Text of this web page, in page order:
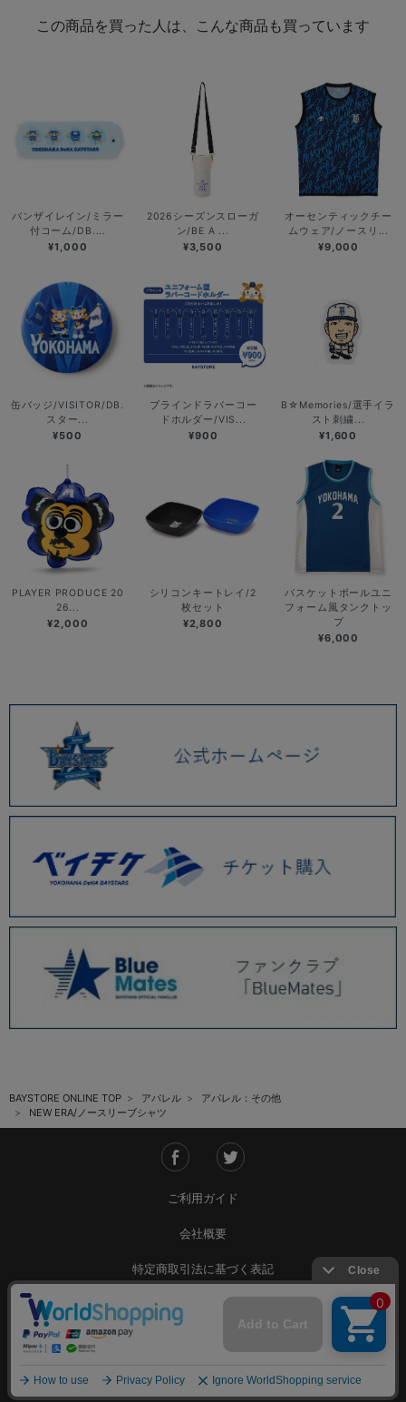
この商品を買った人は、こんな商品も買っています
バンザイレイン/ミラー
付コーム/DB....
¥1,000
2026シーズンスローガ
ン/BE A ...
¥3,500
オーセンティックチー
ムウェア/ノースリ...
¥9,000
缶バッジ/VISITOR/DB.
スター...
¥500
ブラインドラバーコー
ドホルダー/VIS...
¥900
B☆Memories/選手イラ
スト刺繍...
¥1,600
PLAYER PRODUCE 20
26...
¥2,000
シリコンキートレイ/2
枚セット
¥2,800
バスケットボールユニ
フォーム風タンクトッ
プ
¥6,000
BAYSTORE ONLINE TOP アパレル
アパレル：その他
NEW ERA/ノースリーブシャツ
ご利用ガイド
会社概要
特定商取引法に基づく表記
ご利用規約
Copyright © YOKOHAMA DeNA BAYSTARS All Rights Reserved.